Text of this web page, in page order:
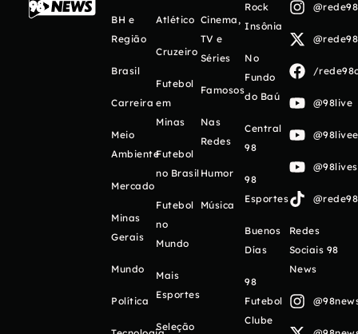
BH e
Região
Brasil
Carreira
Meio
Ambiente
Mercado
Minas
Gerais
Mundo
Política
Atlético
Cruzeiro
Futebol
em
Minas
Futebol
no Brasil
Futebol
no
Mundo
Mais
Esportes
Seleção
Cinema,
TV e
Séries
Famosos
Nas
Redes
Humor
Música
Rock
Insônia
No
Fundo
do Baú
Central
98
98
Esportes
Buenos
Días
98
Futebol
Clube
/
@98live
Redes
Sociais 98
News